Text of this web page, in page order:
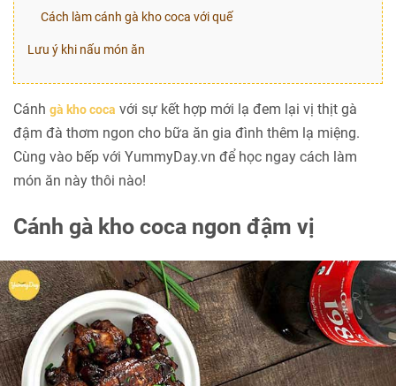
Cách làm cánh gà kho coca với quế
Lưu ý khi nấu món ăn
Cánh gà kho coca với sự kết hợp mới lạ đem lại vị thịt gà
đậm đà thơm ngon cho bữa ăn gia đình thêm lạ miệng.
Cùng vào bếp với YummyDay.vn để học ngay cách làm
món ăn này thôi nào!
Cánh gà kho coca ngon đậm vị